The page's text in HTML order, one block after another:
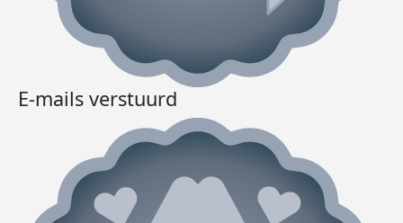
E-mails verstuurd